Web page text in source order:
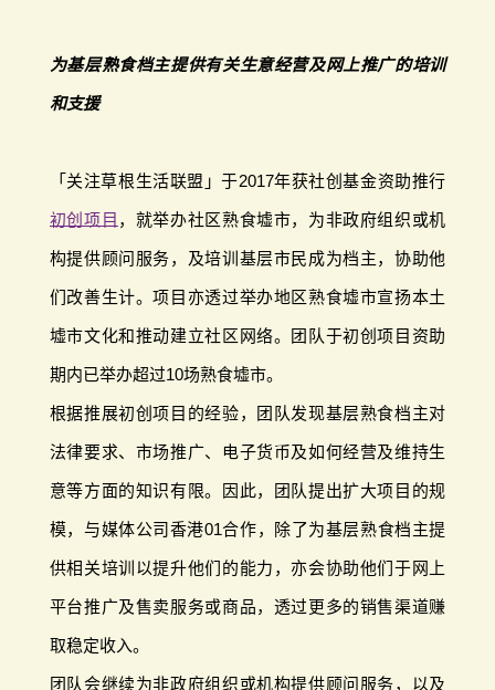
为基层熟食档主提供有关生意经营及网上推广的培训
和支援
「关注草根生活联盟」于2017年获社创基金资助推行
初创项目 ，就举办社区熟食墟市，为非政府组织或机
构提供顾问服务，及培训基层市民成为档主，协助他
们改善生计。项目亦透过举办地区熟食墟市宣扬本土
墟市文化和推动建立社区网络。团队于初创项目资助
期内已举办超过10场熟食墟市。
根据推展初创项目的经验，团队发现基层熟食档主对
法律要求、市场推广、电子货币及如何经营及维持生
意等方面的知识有限。因此，团队提出扩大项目的规
模，与媒体公司香港01合作，除了为基层熟食档主提
供相关培训以提升他们的能力，亦会协助他们于网上
平台推广及售卖服务或商品，透过更多的销售渠道赚
取稳定收入。
团队会继续为非政府组织或机构提供顾问服务，以及